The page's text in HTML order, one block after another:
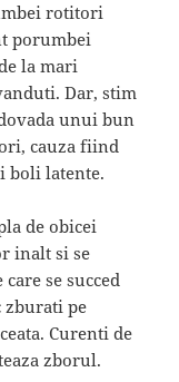
rotitori
porumbei
la mari
Dar, stim
unui bun
cauza fiind
boli latente.
de obicei
inalt si se
se succed
pe
Curenti de
zborul.